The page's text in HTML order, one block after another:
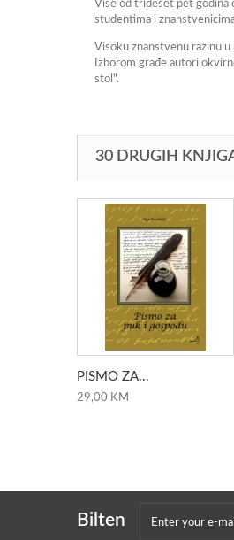
Više od trideset pet godina
studentima i
Visoku znanstvenu razinu
Izborom građe autori
stol".
30 DRUGIH
PISMO ZA...
29,00 KM
Bilten